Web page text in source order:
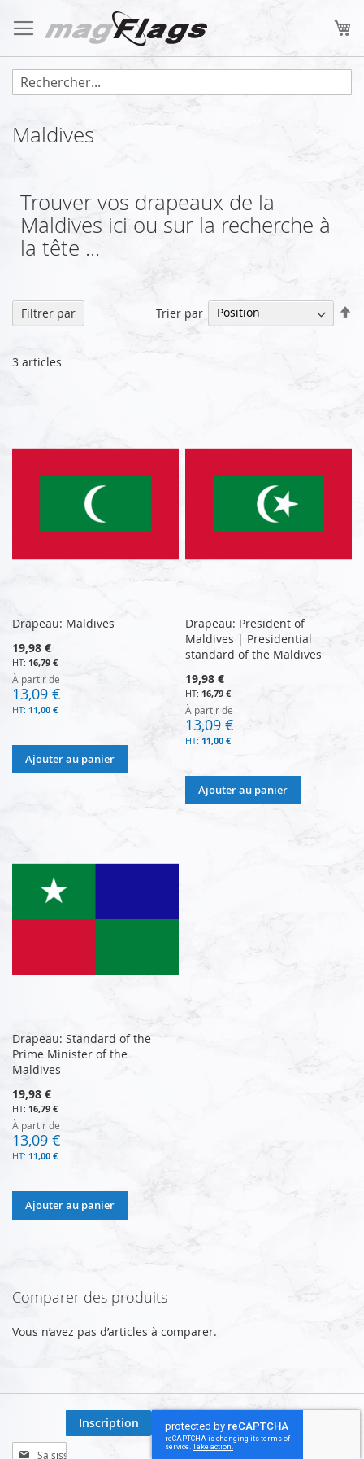
au
contenu
Maldives
Trouver vos drapeaux de la
Maldives ici ou sur la recherche à
la tête ...
3 articles
Trier par
Drapeau: Maldives
19,98 €
16,79 €
À partir de
13,09 €
11,00 €
Ajouter au panier
Drapeau: President of
Maldives | Presidential
standard of the Maldives
19,98 €
16,79 €
À partir de
13,09 €
11,00 €
Ajouter au panier
Drapeau: Standard of the
Prime Minister of the
Maldives
19,98 €
16,79 €
À partir de
13,09 €
11,00 €
Ajouter au panier
Filtrer par
Comparer des produits
Vous n’avez pas d’articles à comparer.
Inscription
Inscription